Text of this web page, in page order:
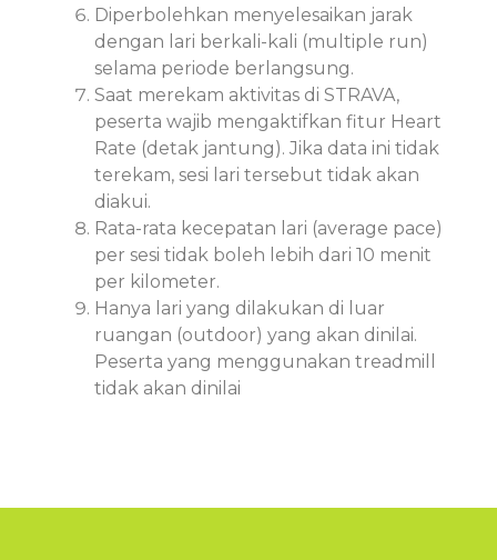
Diperbolehkan menyelesaikan jarak
dengan lari berkali-kali (multiple run)
selama periode berlangsung.
Saat merekam aktivitas di STRAVA,
peserta wajib mengaktifkan fitur Heart
Rate (detak jantung). Jika data ini tidak
terekam, sesi lari tersebut tidak akan
diakui.
Rata-rata kecepatan lari (average pace)
per sesi tidak boleh lebih dari 10 menit
per kilometer.
Hanya lari yang dilakukan di luar
ruangan (outdoor) yang akan dinilai.
Peserta yang menggunakan treadmill
tidak akan dinilai